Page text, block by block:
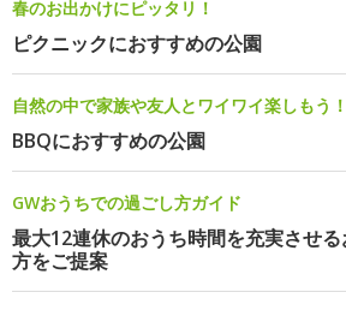
春のお出かけにピッタリ！
ピクニックにおすすめの公園
自然の中で家族や友人とワイワイ楽しもう！
BBQにおすすめの公園
GWおうちでの過ごし方ガイド
最大12連休のおうち時間を充実させ
方をご提案